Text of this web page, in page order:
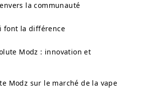
la communauté
font la différence
Modz : innovation et
Modz sur le marché de la vape